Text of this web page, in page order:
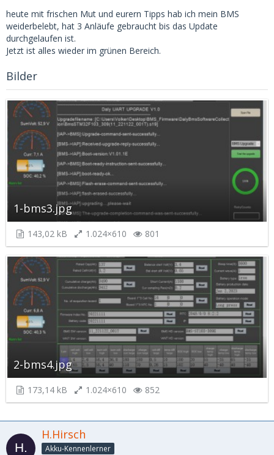
heute mit frischen Mut und eurern Tipps hab ich mein BMS
weiderbelebt, hat 3 Anläufe gebraucht bis das Update
durchgelaufen ist.
Jetzt ist alles wieder im grünen Bereich.
Bilder
1-bms3.jpg
143,02 kB 1.024×610 801
2-bms4.jpg
173,14 kB 1.024×610 852
H.Hirsch
Akku-Kennenlerner